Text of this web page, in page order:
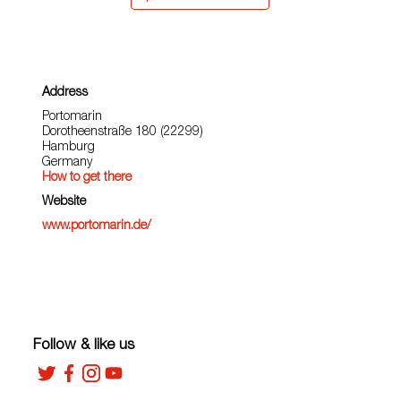
Address
Portomarin
Dorotheenstraße 180 (22299)
Hamburg
Germany
How to get there
Website
www.portomarin.de/
Follow & like us